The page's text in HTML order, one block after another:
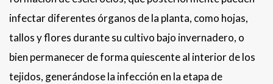
infectar diferentes órganos de la planta, como hojas,
tallos y flores durante su cultivo bajo invernadero, o
bien permanecer de forma quiescente al interior de los
tejidos, generándose la infección en la etapa de